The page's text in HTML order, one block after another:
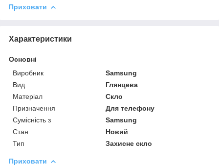
Приховати
Характеристики
Основні
Виробник
Samsung
Вид
Глянцева
Матеріал
Скло
Призначення
Для телефону
Сумісність з
Samsung
Стан
Новий
Тип
Захисне скло
Приховати